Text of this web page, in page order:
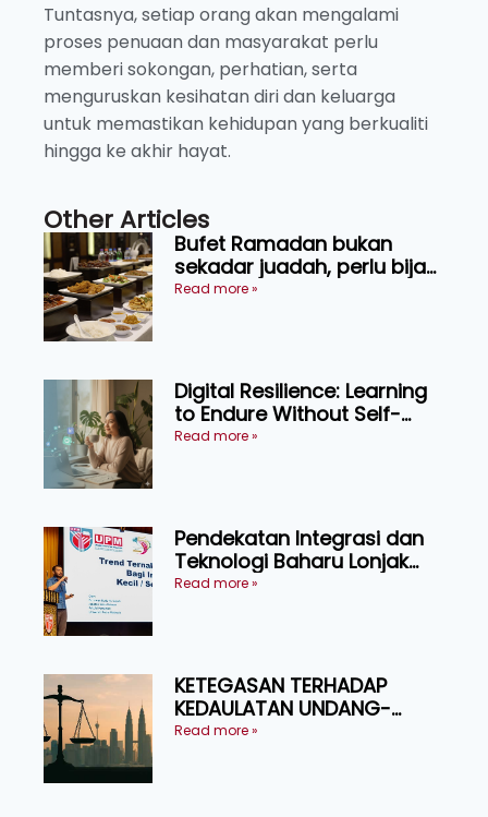
Tuntasnya, setiap orang akan mengalami
proses penuaan dan masyarakat perlu
memberi sokongan, perhatian, serta
menguruskan kesihatan diri dan keluarga
untuk memastikan kehidupan yang berkualiti
hingga ke akhir hayat.
Other Articles
Bufet Ramadan bukan
sekadar juadah, perlu bijak
memilih dan selamat
Read more »
Digital Resilience: Learning
to Endure Without Self-
Pressure
Read more »
Pendekatan Integrasi dan
Teknologi Baharu Lonjak
Produktiviti Ternakan
Read more »
KETEGASAN TERHADAP
KEDAULATAN UNDANG-
UNDANG ASAS KEPADA
Read more »